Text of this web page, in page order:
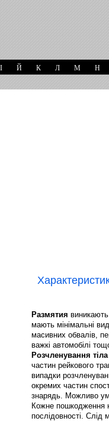
І Й К Л М Н
Размятия виникають
мають мінімальні
масивних обвалів,
важкі автомобілі
Розчленування тіла
частин рейкового
випадки
окремих частин
знарядь. Можливо
Кожне пошкодження
послідовності. Слід